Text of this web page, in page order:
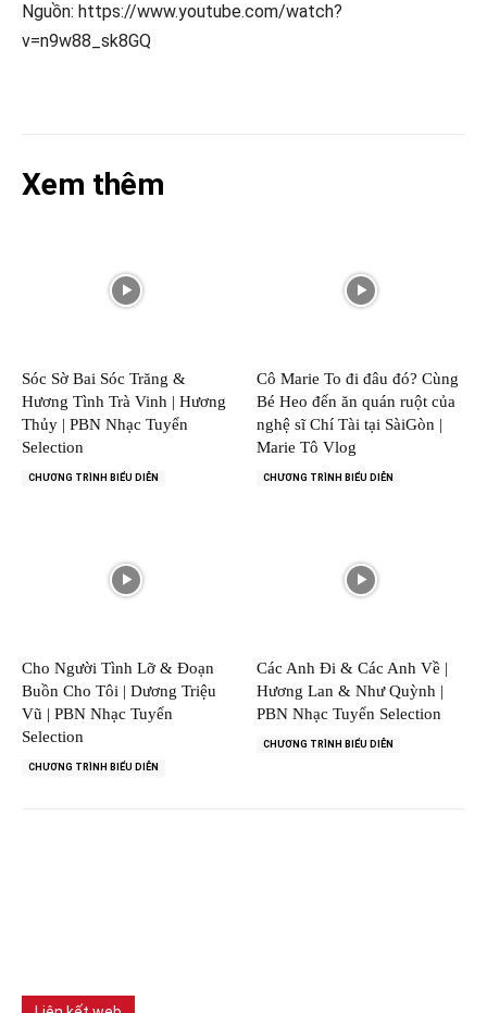
Nguồn: https://www.youtube.com/watch?
v=n9w88_sk8GQ
Xem thêm
Sóc Sờ Bai Sóc Trăng &
Hương Tình Trà Vinh | Hương
Thủy | PBN Nhạc Tuyển
Selection
CHƯƠNG TRÌNH BIỂU DIỄN
Cô Marie To đi đâu đó? Cùng
Bé Heo đến ăn quán ruột của
nghệ sĩ Chí Tài tại SàiGòn |
Marie Tô Vlog
CHƯƠNG TRÌNH BIỂU DIỄN
Cho Người Tình Lỡ & Đoạn
Buồn Cho Tôi | Dương Triệu
Vũ | PBN Nhạc Tuyển
Selection
CHƯƠNG TRÌNH BIỂU DIỄN
Các Anh Đi & Các Anh Về |
Hương Lan & Như Quỳnh |
PBN Nhạc Tuyển Selection
CHƯƠNG TRÌNH BIỂU DIỄN